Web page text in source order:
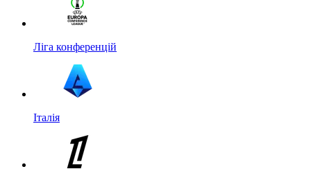
Ліга конференцій
Італія